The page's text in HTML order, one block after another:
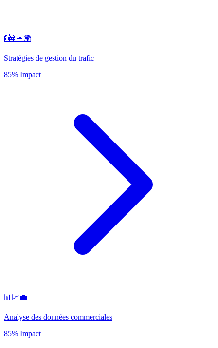
🚦🚧🚥🌍
Stratégies de gestion du trafic
85% Impact
📊📈💼
Analyse des données commerciales
85% Impact